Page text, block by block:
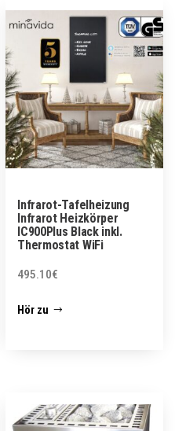
Infrarot-Tafelheizung
Infrarot Heizkörper
IC900Plus Black inkl.
Thermostat WiFi
495.10€
Hör zu